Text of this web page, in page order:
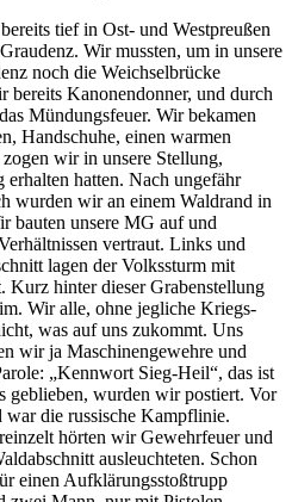
tief in Ost- und Westpreußen
Wir mussten, um in unsere
noch die Weichselbrücke
bereits Kanonendonner, und durch
Mündungsfeuer. Wir bekamen
Handschuhe, einen warmen
wir in unsere Stellung,
hatten. Nach ungefähr
wurden wir an einem Waldrand in
bauten unsere MG auf und
vertraut. Links und
lagen der Volkssturm mit
Kurz hinter dieser Grabenstellung
Wir alle, ohne jegliche Kriegs-
was auf uns zukommt. Uns
wir ja Maschinengewehre und
Kennwort Sieg-Heil , das ist
geblieben, wurden wir postiert. Vor
die russische Kampflinie.
hörten wir Gewehrfeuer und
ausleuchteten. Schon
einen Aufklärungsstoßtrupp